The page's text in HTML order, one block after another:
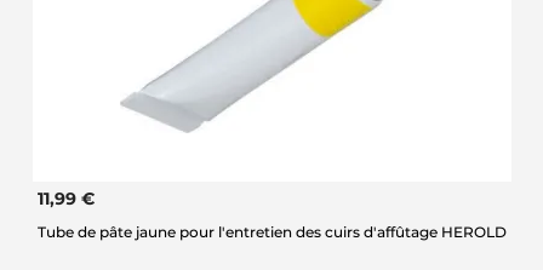
11,99 €
Tube de pâte jaune pour l'entretien des cuirs d'affûtage HEROLD